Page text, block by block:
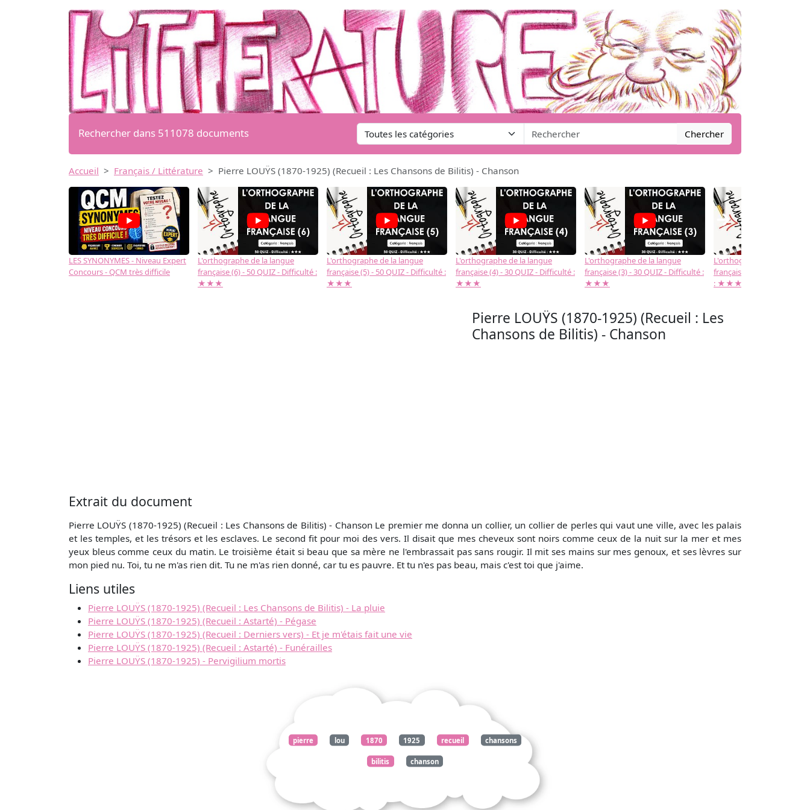
Rechercher dans 511078 documents Chercher
Accueil Français / Littérature Pierre LOUŸS (1870-1925) (Recueil : Les Chansons de Bilitis) - Chanson
LES SYNONYMES - Niveau Expert
Concours - QCM très difficile
L'orthographe de la langue
française (6) - 50 QUIZ - Difficulté :
★★★
L'orthographe de la langue
française (5) - 50 QUIZ - Difficulté :
★★★
L'orthographe de la langue
française (4) - 30 QUIZ - Difficulté :
★★★
L'orthographe de la langue
française (3) - 30 QUIZ - Difficulté :
★★★
L'orthographe de la langue
française (2) -( 20 QUIZ -
: ★★★
→
Pierre LOUŸS (1870-1925) (Recueil : Les
Chansons de Bilitis) - Chanson
Extrait du document
Pierre LOUŸS (1870-1925) (Recueil : Les Chansons de Bilitis) - Chanson Le premier me donna un collier, un collier de perles qui vaut une ville, avec les palais
et les temples, et les trésors et les esclaves. Le second fit pour moi des vers. Il disait que mes cheveux sont noirs comme ceux de la nuit sur la mer et mes
yeux bleus comme ceux du matin. Le troisième était si beau que sa mère ne l'embrassait pas sans rougir. Il mit ses mains sur mes genoux, et ses lèvres sur
mon pied nu. Toi, tu ne m'as rien dit. Tu ne m'as rien donné, car tu es pauvre. Et tu n'es pas beau, mais c'est toi que j'aime.
Liens utiles
Pierre LOUŸS (1870-1925) (Recueil : Les Chansons de Bilitis) - La pluie
Pierre LOUŸS (1870-1925) (Recueil : Astarté) - Pégase
Pierre LOUŸS (1870-1925) (Recueil : Derniers vers) - Et je m'étais fait une vie
Pierre LOUŸS (1870-1925) (Recueil : Astarté) - Funérailles
Pierre LOUŸS (1870-1925) - Pervigilium mortis
pierre lou 1870 1925 recueil chansons
bilitis chanson